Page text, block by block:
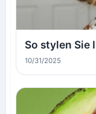
So stylen Sie
10/31/2025